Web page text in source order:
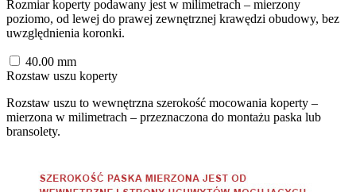
Rozmiar koperty podawany jest w milimetrach – mierzony
poziomo, od lewej do prawej zewnętrznej krawędzi obudowy, bez
uwzględnienia koronki.
40.00 mm
Rozstaw uszu koperty
Rozstaw uszu to wewnętrzna szerokość mocowania koperty –
mierzona w milimetrach – przeznaczona do montażu paska lub
bransolety.